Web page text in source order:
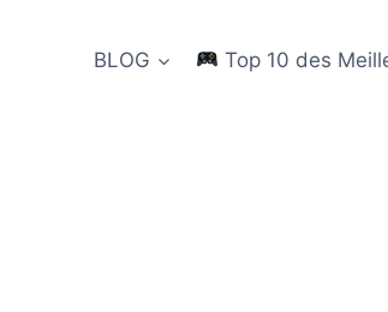
BLOG Top 10 des